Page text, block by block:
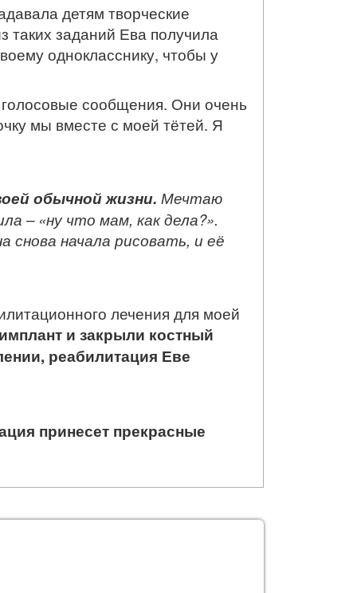
детям творческие
таких заданий Ева получила
однокласснику, чтобы у
сообщения. Они очень
мы вместе с моей тётей. Я
обычной жизни. Мечтаю
– «ну что мам, как дела?».
начала рисовать, и её
лечения для моей
и закрыли костный
реабилитация Еве
принесет прекрасные